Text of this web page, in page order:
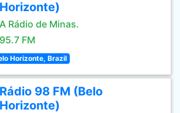
Horizonte)
A Rádio de Minas.
95.7 FM
Horizonte, Brazil
Rádio 98 FM (Belo
Horizonte)